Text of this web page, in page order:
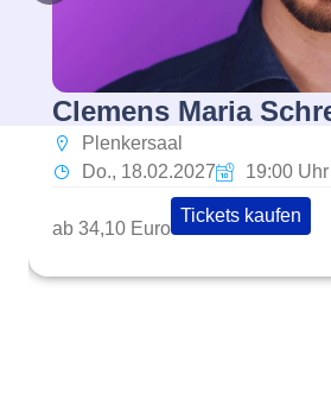
Clemens Maria
Plenkersaal
Do., 18.02.2027
19:00 Uhr
ab 34,10 Euro
Tickets kaufen